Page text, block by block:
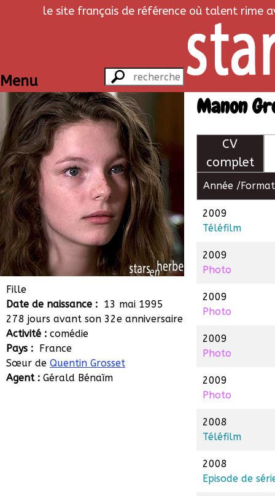
le site français de référence où talent rime
Menu
Manon Grosset
Fille
Date de naissance : 13 mai 1995
278 jours avant son 32e anniversaire
Activité : comédie
Pays : France
Sœur de Quentin Grosset
Agent : Gérald Bénaïm
Manon
CV
complet
Année / Format
2009
Téléfilm
2009
Photo
2009
Photo
2009
Photo
2009
Photo
2008
Téléfilm
2008
Episode de